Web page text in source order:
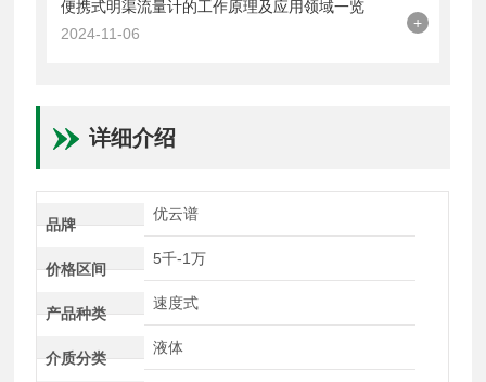
便携式明渠流量计的工作原理及应用领域一览
2024-11-06
+
详细介绍
品牌
优云谱
价格区间
5千-1万
产品种类
速度式
介质分类
液体